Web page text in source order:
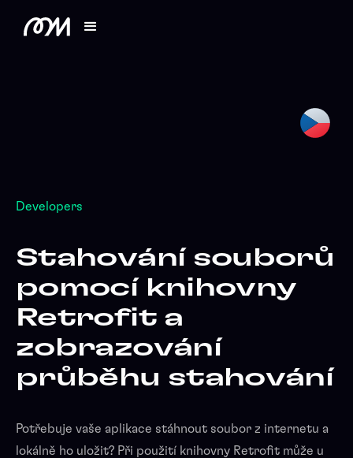
Developers
Stahování souborů
pomocí knihovny
Retrofit a
zobrazování
průběhu stahování
Potřebuje vaše aplikace stáhnout soubor z internetu a
lokálně ho uložit? Při použití knihovny Retrofit může u